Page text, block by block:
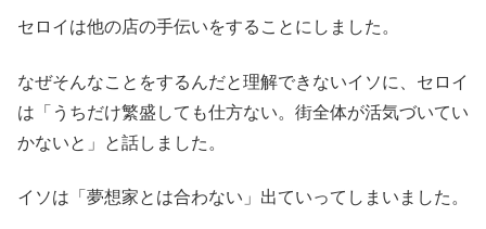
セロイは他の店の手伝いをすることにしました。
なぜそんなことをするんだと理解できないイソに、セロイ
は「うちだけ繁盛しても仕方ない。街全体が活気づいてい
かないと」と話しました。
イソは「夢想家とは合わない」出ていってしまいました。